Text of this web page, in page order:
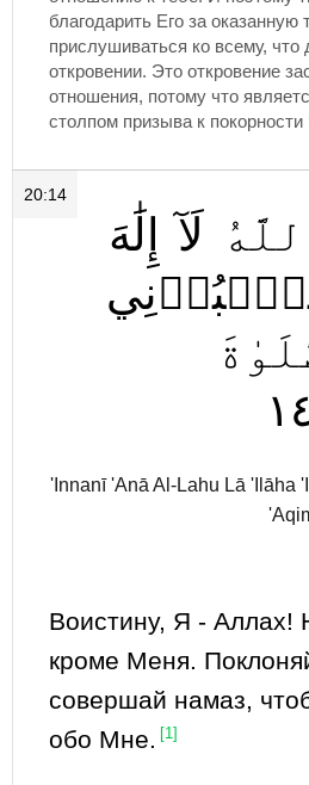
благодарить Его за оказанную
прислушиваться ко всему, что
откровении. Это откровение
отношения, потому что
столпом призыва к покорности
20:14
لَآ
إِلَٰهَ
'Innanī 'Anā Al-Lahu Lā 'Ilāha
Воистину, Я - Аллах!
кроме Меня.
совершай намаз,
обо Мне.
[1]